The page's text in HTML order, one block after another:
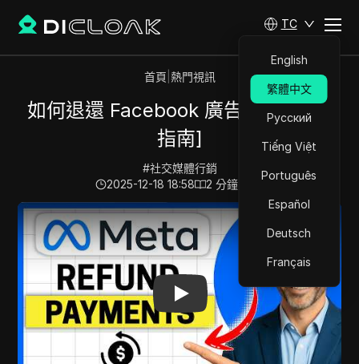
TC
English
繁體中文
Русский
Tiếng Việt
Português
Español
Deutsch
Français
首頁 熱門視訊
如何退還 Facebook 廣告付款 [簡易
指南]
#社交媒體行銷
2025-12-18 18:58
2 分鐘 閱讀
Play Video:如何退還 Facebook 廣告付款 [簡易指南]